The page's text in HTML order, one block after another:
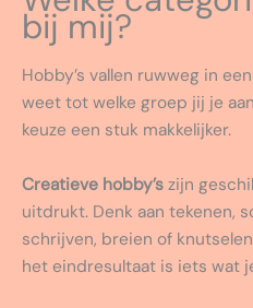
bij mij?
Hobby’s vallen ruwweg in
weet tot welke groep jij je
keuze een stuk makkelijker.
Creatieve hobby’s zijn
uitdrukt. Denk aan tekenen,
schrijven, breien of
het eindresultaat is iets wat